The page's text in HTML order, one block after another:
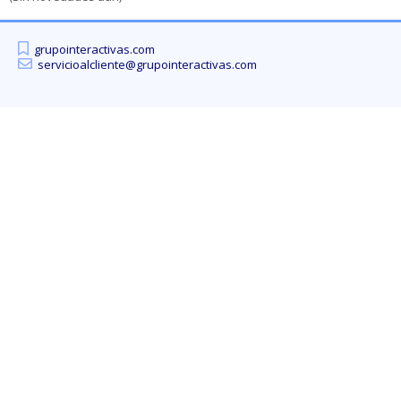
grupointeractivas.com
servicioalcliente@grupointeractivas.com